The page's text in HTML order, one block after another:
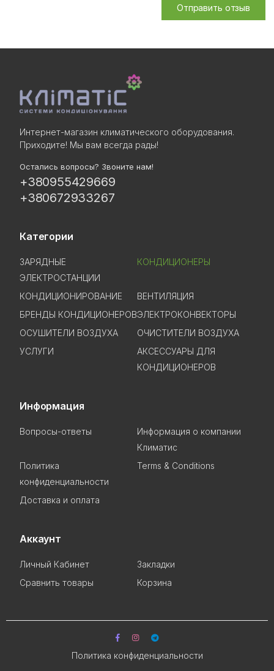
Отправить отзыв
Интернет-магазин климатического оборудования.
Приходите! Мы вам всегда рады!
Остались вопросы? Звоните нам!
+380955429669
+380672933267
Категории
ЗАРЯДНЫЕ
ЭЛЕКТРОСТАНЦИИ
КОНДИЦИОНЕРЫ
КОНДИЦИОНИРОВАНИЕ
ВЕНТИЛЯЦИЯ
БРЕНДЫ КОНДИЦИОНЕРОВЭЛЕКТРОКОНВЕКТОРЫ
ОСУШИТЕЛИ ВОЗДУХА
ОЧИСТИТЕЛИ ВОЗДУХА
УСЛУГИ
АКСЕССУАРЫ ДЛЯ
КОНДИЦИОНЕРОВ
Информация
Вопросы-ответы
Информация о компании
Климатис
Политика
конфиденциальности
Terms & Conditions
Доставка и оплата
Аккаунт
Личный Кабинет
Закладки
Сравнить товары
Корзина
Политика конфиденциальности